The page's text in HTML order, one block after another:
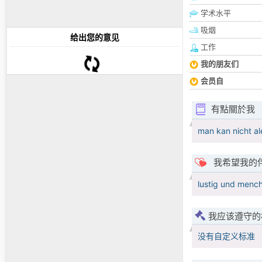
给出您的意见
学术水平
吸烟
工作
我的朋友们
会员自
有點關於我
man kan nicht
我希望我的
lustig und
我应该遵守
没有自定义标准